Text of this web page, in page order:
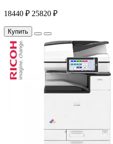
18440 ₽ 25820 ₽
Купить